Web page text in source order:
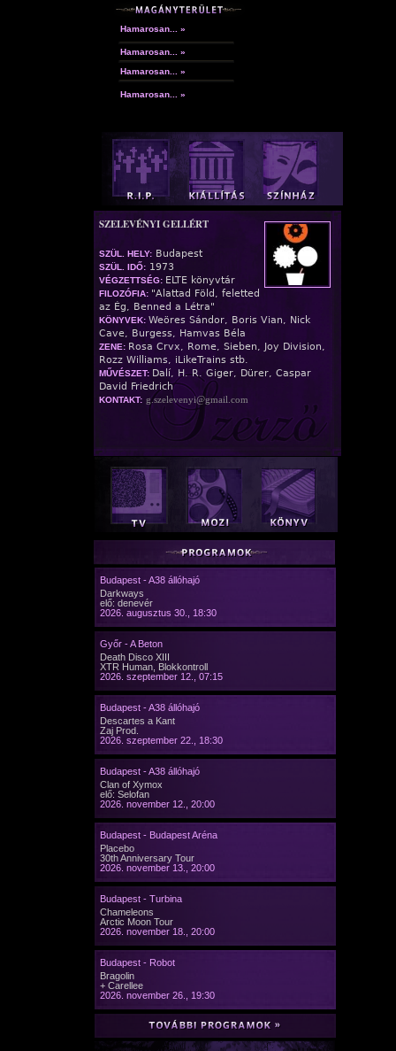
Hamarosan... »
Hamarosan... »
Hamarosan... »
Hamarosan... »
SZELEVÉNYI GELLÉRT
SZÜL. HELY: Budapest
SZÜL. IDŐ: 1973
VÉGZETTSÉG: ELTE könyvtár
FILOZÓFIA: "Alattad Föld, feletted
az Ég, Benned a Létra"
KÖNYVEK: Weöres Sándor, Boris Vian, Nick
Cave, Burgess, Hamvas Béla
ZENE: Rosa Crvx, Rome, Sieben, Joy Division,
Rozz Williams, iLikeTrains stb.
MŰVÉSZET: Dalí, H. R. Giger, Dürer, Caspar
David Friedrich
KONTAKT: g.szelevenyi@gmail.com
Budapest - A38 állóhajó
Darkways
elő: denevér
2026. augusztus 30., 18:30
Győr - A Beton
Death Disco XIII
XTR Human, Blokkontroll
2026. szeptember 12., 07:15
Budapest - A38 állóhajó
Descartes a Kant
Zaj Prod.
2026. szeptember 22., 18:30
Budapest - A38 állóhajó
Clan of Xymox
elő: Selofan
2026. november 12., 20:00
Budapest - Budapest Aréna
Placebo
30th Anniversary Tour
2026. november 13., 20:00
Budapest - Turbina
Chameleons
Arctic Moon Tour
2026. november 18., 20:00
Budapest - Robot
Bragolin
+ Carellee
2026. november 26., 19:30